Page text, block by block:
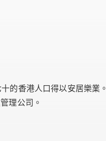
的香港人口得以安居樂業。
理公司。